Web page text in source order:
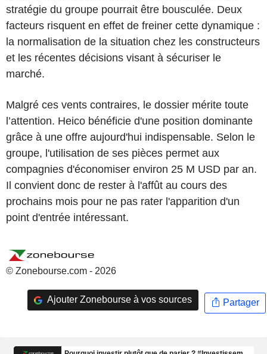
stratégie du groupe pourrait être bousculée. Deux
facteurs risquent en effet de freiner cette dynamique :
la normalisation de la situation chez les constructeurs
et les récentes décisions visant à sécuriser le
marché.
Malgré ces vents contraires, le dossier mérite toute
l’attention. Heico bénéficie d'une position dominante
grâce à une offre aujourd'hui indispensable. Selon le
groupe, l'utilisation de ses pièces permet aux
compagnies d'économiser environ 25 M USD par an.
Il convient donc de rester à l'affût au cours des
prochains mois pour ne pas rater l'apparition d'un
point d'entrée intéressant.
© Zonebourse.com - 2026
Ajouter Zonebourse à vos sources Partager